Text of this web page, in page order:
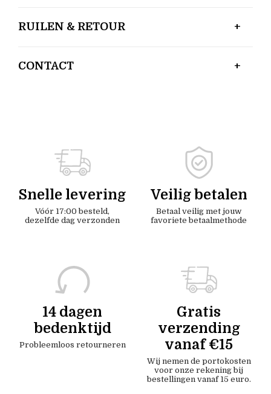
RUILEN & RETOUR
CONTACT
Snelle levering
Vóór 17:00 besteld,
dezelfde dag verzonden
Veilig betalen
Betaal veilig met jouw
favoriete betaalmethode
14 dagen
bedenktijd
Probleemloos retourneren
Gratis
verzending
vanaf €15
Wij nemen de portokosten
voor onze rekening bij
bestellingen vanaf 15 euro.